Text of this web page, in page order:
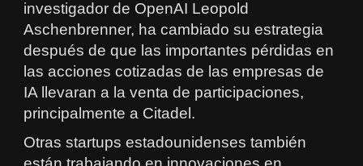
investigador de OpenAI Leopold
Aschenbrenner, ha cambiado su estrategia
después de que las importantes pérdidas en
las acciones cotizadas de las empresas de
IA llevaran a la venta de participaciones,
principalmente a Citadel.
Otras startups estadounidenses también